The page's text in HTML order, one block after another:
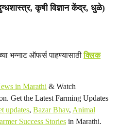
कृषी विज्ञान केंद्र, धुळे)
भन्नाट ऑफर्स पाहण्यासाठीक्लिक
in Marathi & Watch
Get the Latest Farming Updates
updates, Bazar Bhav, Animal
Success Stories in Marathi.